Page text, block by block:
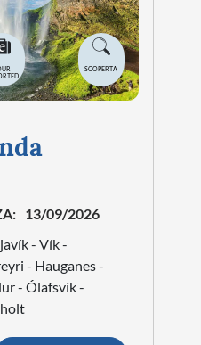
SCOPERTA
13/09/2026
- Vík -
- Hauganes -
- Ólafsvík -